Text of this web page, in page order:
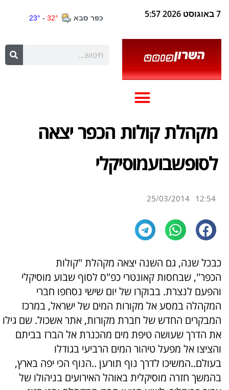
7 באוגוסט 2026 5:57
מקהלת קולות הכפר יצאה
לסופשבועמוסיקלי
12:54
25/03/2014
כבכל שנה, גם השנה יצאה מקהלת "קולות
הכפר", שבחסות קאונטרי כפ"ס לסוף שבוע מוסיקלי
והפעם לנצרת. בבוקרו של יום שישי נסחפו חברי
המקהלה במסע אל מקורות המים של ישראל, במרכז
המבקרים החדש של חברת מקורות, אתר אשכול. שם גילו
את הדרך שעושה טיפת מים מהכנרת אל הברז בביתם
והציצו אל מפעל טיהור המים הרביעי בגודלו
בעולם..המשיכו לדרך נוף תורען ..הנוף הכי יפה בארץ,
בהמשך חזרה מוסיקלית באוהל האירועים בניהולו של